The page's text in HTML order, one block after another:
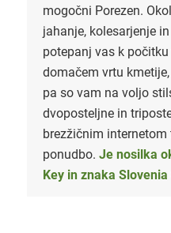
mogočni Porezen.
jahanje, kolesarjenje
potepanj vas k
domačem vrtu
pa so vam na voljo
dvoposteljne in
brezžičnim
ponudbo. Je nosilka
Key in znaka Slovenia